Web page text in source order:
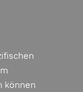
können